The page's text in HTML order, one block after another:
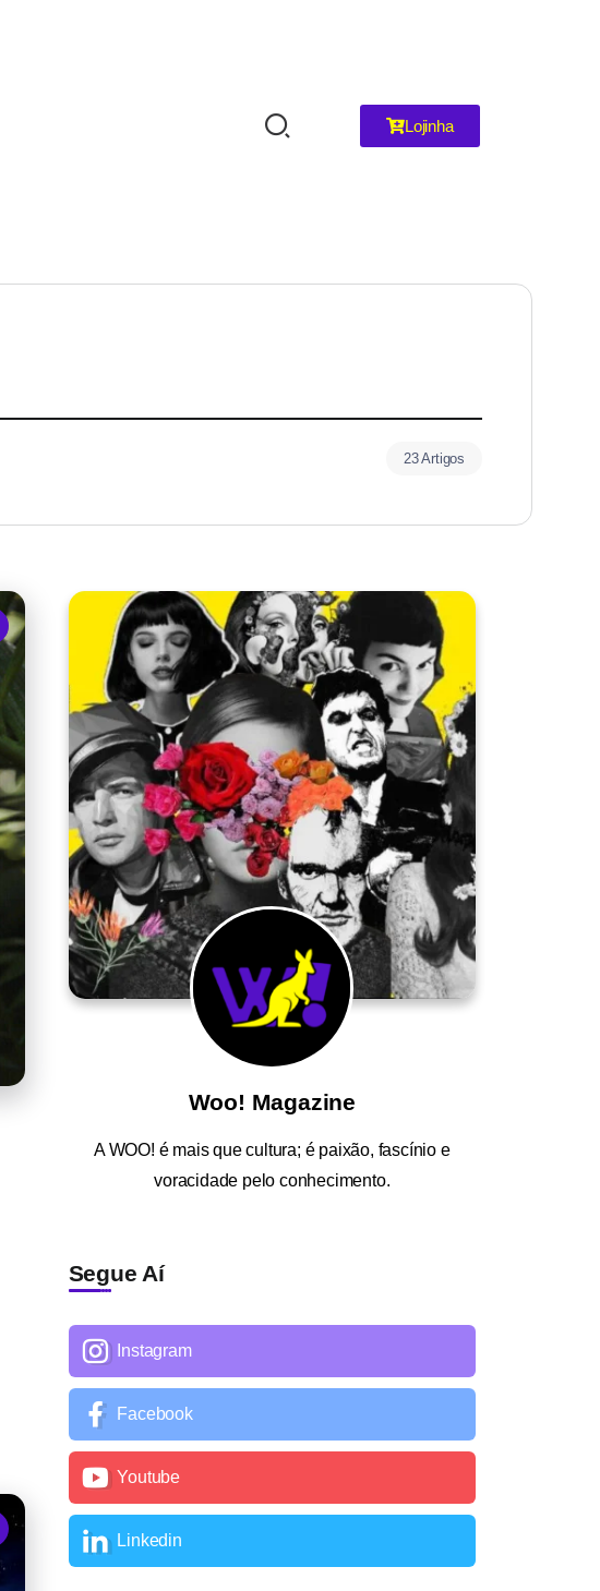
Lojinha
23 Artigos
Woo! Magazine
AWOO! é mais que cultura; é paixão, fascínio e
voracidade pelo conhecimento.
Segue Aí
Instagram
Facebook
Youtube
Linkedin